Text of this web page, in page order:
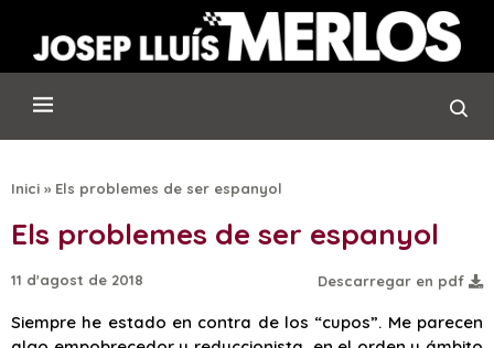
Inici » Els problemes de ser espanyol
Els problemes de ser espanyol
11 d'agost de 2018 Descarregar en pdf
Siempre he estado en contra de los “cupos”. Me parecen